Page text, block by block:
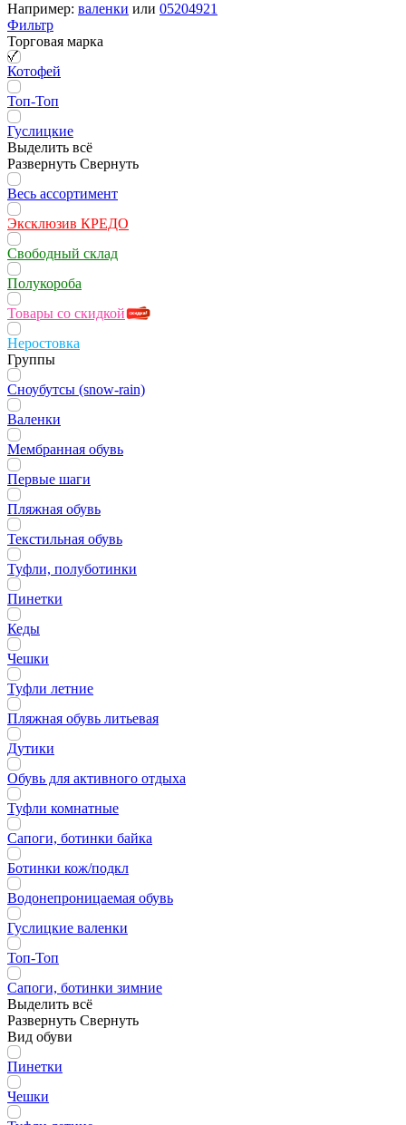
Например: валенки или 05204921
Фильтр
Торговая марка
Котофей
Топ-Топ
Гуслицкие
Выделить всё
Развернуть Свернуть
Весь ассортимент
Эксклюзив КРЕДО
Свободный склад
Полукороба
Товары со скидкой
Неростовка
Группы
Сноубутсы (snow-rain)
Валенки
Мембранная обувь
Первые шаги
Пляжная обувь
Текстильная обувь
Туфли, полуботинки
Пинетки
Кеды
Чешки
Туфли летние
Пляжная обувь литьевая
Дутики
Обувь для активного отдыха
Туфли комнатные
Сапоги, ботинки байка
Ботинки кож/подкл
Водонепроницаемая обувь
Гуслицкие валенки
Топ-Топ
Сапоги, ботинки зимние
Выделить всё
Развернуть Свернуть
Вид обуви
Пинетки
Чешки